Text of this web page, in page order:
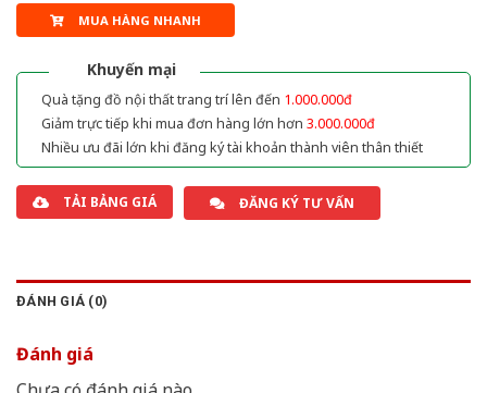
MUA HÀNG NHANH
Khuyến mại
Quà tặng đồ nội thất trang trí lên đến 1.000.000đ
Giảm trực tiếp khi mua đơn hàng lớn hơn 3.000.000đ
Nhiều ưu đãi lớn khi đăng ký tài khoản thành viên thân thiết
TẢI BẢNG GIÁ ĐĂNG KÝ TƯ VẤN
ĐÁNH GIÁ (0)
Đánh giá